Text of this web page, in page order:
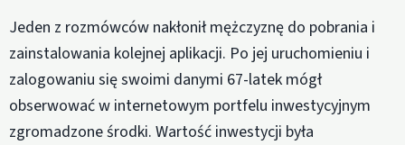
Jeden z rozmówców nakłonił mężczyznę do pobrania i
zainstalowania kolejnej aplikacji. Po jej uruchomieniu i
zalogowaniu się swoimi danymi 67-latek mógł
obserwować w internetowym portfelu inwestycyjnym
zgromadzone środki. Wartość inwestycji była